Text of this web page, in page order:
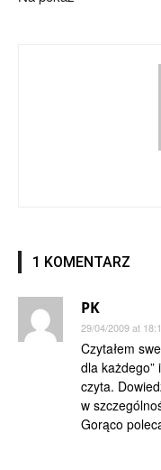
1 KOMENTARZ
PK
29/04/2009 at
Czytałem
dla
czyta.
w
Gorąco